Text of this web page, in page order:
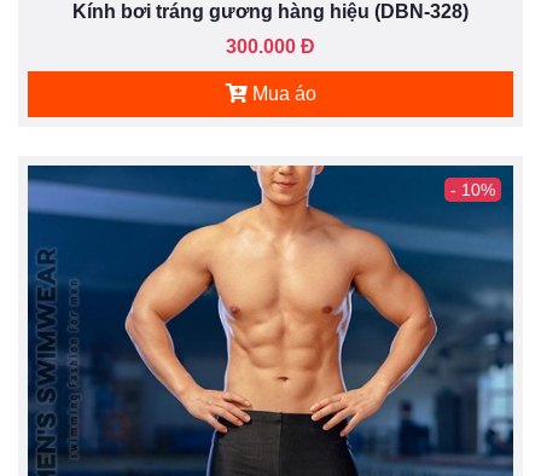
Kính bơi tráng gương hàng hiệu (DBN-328)
300.000 Đ
Mua áo
- 10%